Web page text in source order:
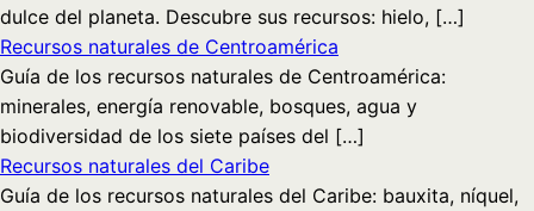
dulce del planeta. Descubre sus recursos: hielo, […]
Recursos naturales de Centroamérica
Guía de los recursos naturales de Centroamérica:
minerales, energía renovable, bosques, agua y
biodiversidad de los siete países del […]
Recursos naturales del Caribe
Guía de los recursos naturales del Caribe: bauxita, níquel,